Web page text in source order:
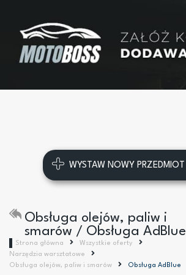
WYSTAW NOWY PRZEDMIOT
Obsługa olejów, paliw i
smarów / Obsługa AdBlue
Strona główna
Wszystkie oferty
Narzędzia warsztatowe
Obsługa olejów, paliw i smarów
Obsługa AdBlue